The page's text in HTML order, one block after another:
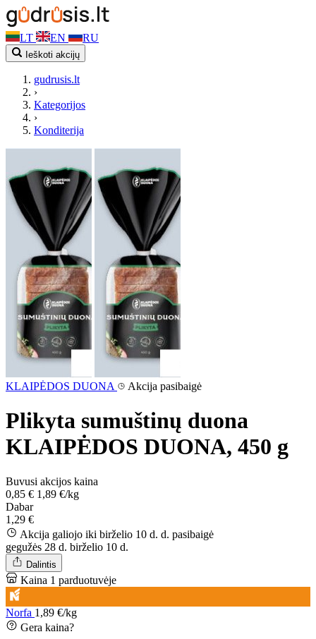
LT EN RU
Ieškoti akcijų
gudrusis.lt
›
Kategorijos
›
Konditerija
KLAIPĖDOS DUONA Akcija pasibaigė
Plikyta sumuštinų duona
KLAIPĖDOS DUONA, 450 g
Buvusi akcijos kaina
0,85 € 1,89 €/kg
Dabar
1,29 €
Akcija galiojo iki birželio 10 d. d. pasibaigė
gegužės 28 d. birželio 10 d.
Dalintis
Kaina 1 parduotuvėje
Norfa 1,89 €/kg
Gera kaina?